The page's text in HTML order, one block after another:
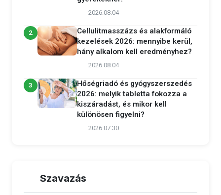
2026.08.04
2
Cellulitmasszázs és alakformáló
kezelések 2026: mennyibe kerül,
hány alkalom kell eredményhez?
2026.08.04
3
Hőségriadó és gyógyszerszedés
2026: melyik tabletta fokozza a
kiszáradást, és mikor kell
különösen figyelni?
2026.07.30
Szavazás